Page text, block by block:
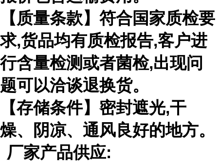
【质量条款】符合国家质检要
求,货品均有质检报告,客户进
行含量检测或者菌检,出现问
题可以洽谈退换货。
【存储条件】密封遮光,干
燥、阴凉、通风良好的地方。
厂家产品供应: